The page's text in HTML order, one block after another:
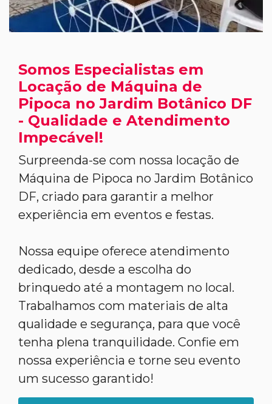
Somos Especialistas em
Locação de Máquina de
Pipoca no Jardim Botânico DF
- Qualidade e Atendimento
Impecável!
Surpreenda-se com nossa locação de
Máquina de Pipoca no Jardim Botânico
DF, criado para garantir a melhor
experiência em eventos e festas.
Nossa equipe oferece atendimento
dedicado, desde a escolha do
brinquedo até a montagem no local.
Trabalhamos com materiais de alta
qualidade e segurança, para que você
tenha plena tranquilidade. Confie em
nossa experiência e torne seu evento
um sucesso garantido!